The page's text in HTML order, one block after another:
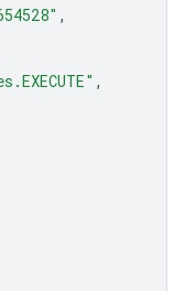
,
,